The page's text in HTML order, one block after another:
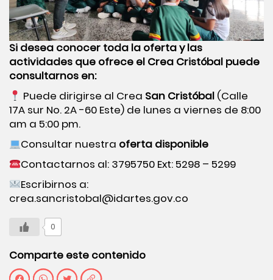
Si desea conocer toda la oferta y las
actividades que ofrece el Crea Cristóbal puede
consultarnos en:
Puede dirigirse al Crea San Cristóbal (Calle
17A sur No. 2A -60 Este) de lunes a viernes de 8:00
am a 5:00 pm.
Consultar nuestra oferta disponible
Contactarnos al: 3795750 Ext: 5298 – 5299
Escribirnos a:
crea.sancristobal@idartes.gov.co
0
Comparte este contenido